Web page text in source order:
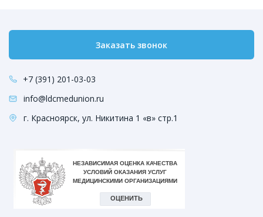
Заказать звонок
+7 (391) 201-03-03
info@ldcmedunion.ru
г. Красноярск, ул. Никитина 1 «в» стр.1